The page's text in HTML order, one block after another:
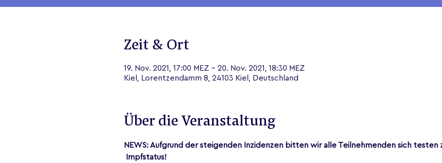
Zeit & Ort
19. Nov. 2021, 17:00 MEZ – 20. Nov. 2021, 18:30 MEZ
Kiel, Lorentzendamm 8, 24103 Kiel, Deutschland
Über die Veranstaltung
NEWS: Aufgrund der steigenden Inzidenzen bitten wir alle Teilnehmenden sich testen
Impfstatus!